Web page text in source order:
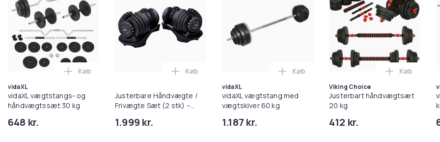
vidaXL
vidaXL vægtstangs- og
håndvægtssæt 30 kg
648 kr.
Læg vidaXL vægtstangs- og håndvægtssæt 30 kg i kurven
Køb
Justerbare Håndvægte /
Frivægte Sæt (2 stk) –
Sæt med 15
1.999 kr.
Læg Justerbare Håndvægte / Frivægte Sæt (2 stk) – Dumbells -
Køb
vidaXL
vidaXL vægtstang med
vægtskiver 60 kg
1.187 kr.
Læg vidaXL vægtstang med vægtskiver 60
Køb
Viking Choice
Justerbart håndvægtsæt
20 kg
412 kr.
Læg
Køb